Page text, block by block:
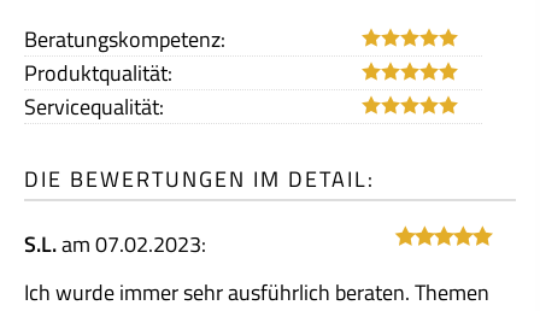
Beratungskompetenz:
Produktqualität:
Servicequalität:
DIE BEWERTUNGEN IM DETAIL:
S.L.am 07.02.2023:
Ich wurde immer sehr ausführlich beraten. Themen